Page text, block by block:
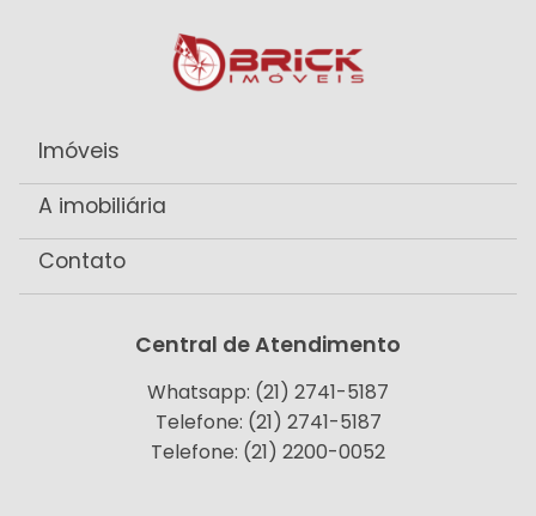
Imóveis
A imobiliária
Contato
Central de Atendimento
Whatsapp: (21) 2741-5187
Telefone: (21) 2741-5187
Telefone: (21) 2200-0052